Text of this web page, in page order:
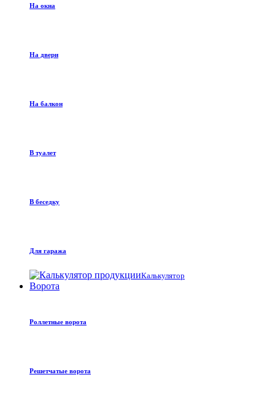
На окна
На двери
На балкон
В туалет
В беседку
Для гаража
Калькулятор
Ворота
Роллетные ворота
Решетчатые ворота